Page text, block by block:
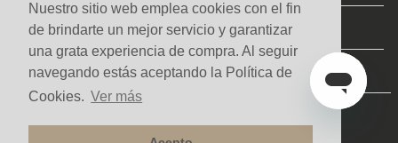
Nuestro sitio web emplea cookies con el fin
de brindarte un mejor servicio y garantizar
una grata experiencia de compra. Al seguir
navegando estás aceptando la Política de
Cookies. Ver más
SERVICIOS
CONTACTO Y AYUDA